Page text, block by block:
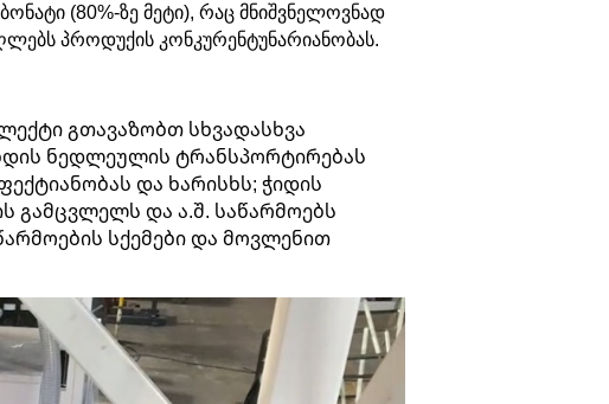
(80%-ზე მეტი), რაც მნიშვნელოვნად
პროდუქის კონკურენტუნარიანობას.
გთავაზობთ სხვადასხვა
ნედლეულის ტრანსპორტირებას
და ხარისხს; ჭიდის
გამცვლელს და ა.შ. საწარმოებს
სქემები და მოვლენით